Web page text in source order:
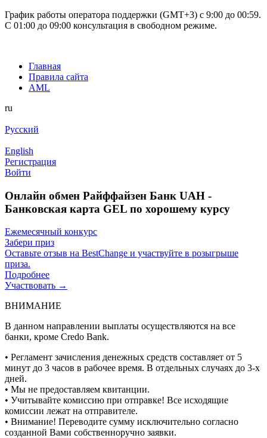
График работы оператора поддержки (GMT+3) c 9:00 до 00:59.
С 01:00 до 09:00 консультация в свободном режиме.
Главная
Правила сайта
AML
ru
Русский
English
Регистрация
Войти
Онлайн обмен Райффайзен Банк UAH -
Банковская карта GEL по хорошему курсу
Ежемесячный конкурс
Забери приз
Оставьте отзыв на BestChange и участвуйте в розыгрыше
приза.
Подробнее
Участвовать →
ВНИМАНИЕ
В данном направлении выплаты осуществляются на все
банки, кроме Credo Bank.
• Регламент зачисления денежных средств составляет от 5
минут до 3 часов в рабочее время. В отдельных случаях до 3-х
дней.
• Мы не предоставляем квитанции.
• Учитывайте комиссию при отправке! Все исходящие
комиссии лежат на отправителе.
• Внимание! Переводите сумму исключительно согласно
созданной Вами собственноручно заявки.